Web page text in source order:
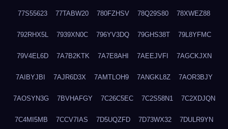
77S55623 77TABW20 780FZHSV 78Q29S80 78XWEZ88
792RHX5L 7939XN0C 796YV3DQ 79GHS38T 79L8YFMC
79V4EL6D 7A7B2KTK 7A7E8AHI 7AEEJVFI 7AGCKJXN
7AIBYJBI 7AJR6D3X 7AMTLOH9 7ANGKL8Z 7AOR3BJY
7AOSYN3G 7BVHAFGY 7C26C5EC 7C2S58N1 7C2XDJQN
7C4MI5MB 7CCV7IAS 7D5UQZFD 7D73WX32 7DULR9YN